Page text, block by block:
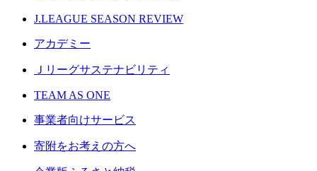
J.LEAGUE SEASON REVIEW
アカデミー
Ｊリーグサステナビリティ
TEAM AS ONE
事業者向けサービス
寄附をお考えの方へ